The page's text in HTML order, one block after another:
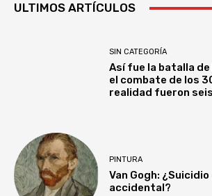
ULTIMOS ARTÍCULOS
SIN CATEGORÍA
Así fue la batalla
el combate de los
realidad fueron
PINTURA
Van Gogh:
accidental?